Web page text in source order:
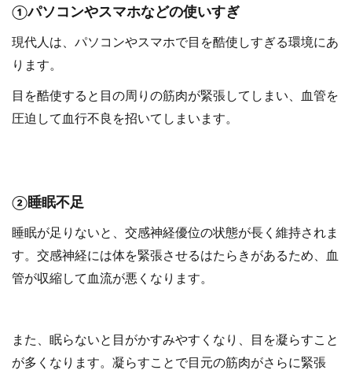
①パソコンやスマホなどの使いすぎ
現代人は、パソコンやスマホで目を酷使しすぎる環境にあ
ります。
目を酷使すると目の周りの筋肉が緊張してしまい、血管を
圧迫して血行不良を招いてしまいます。
②睡眠不足
睡眠が足りないと、交感神経優位の状態が長く維持されま
す。交感神経には体を緊張させるはたらきがあるため、血
管が収縮して血流が悪くなります。
また、眠らないと目がかすみやすくなり、目を凝らすこと
が多くなります。凝らすことで目元の筋肉がさらに緊張